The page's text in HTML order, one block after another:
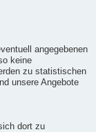
angegebenen
keine
zu statistischen
unsere Angebote
dort zu